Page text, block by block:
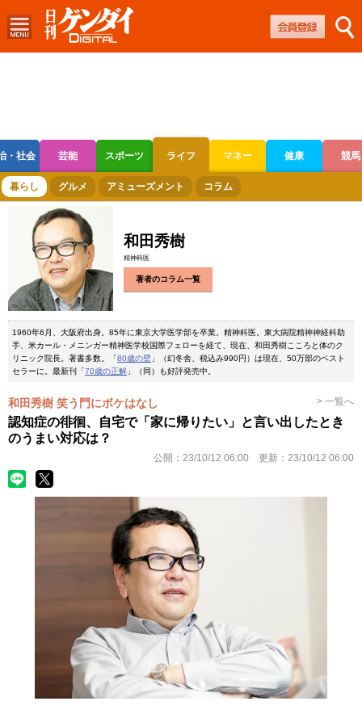
・社会 芸能 スポーツ ライフ マネー 健康 競馬
ボートレース 競輪 オートレース
暮らし グルメ アミューズメント コラム
和田秀樹
精神科医
著者のコラム一覧
1960年6月、大阪府出身。85年に東京大学医学部を卒業。精神科医。東大病院精神神経科助
手、米カール・メニンガー精神医学校国際フェローを経て、現在、和田秀樹こころと体のク
リニック院長。著書多数。「80歳の壁 」（幻冬舎、税込み990円）は現在、50万部のベスト
セラーに。最新刊「70歳の正解 」（同）も好評発売中。
和田秀樹 笑う門にボケはなし > 一覧へ
認知症の徘徊、自宅で「家に帰りたい」と言い出したとき
のうまい対応は？
公開： 23/10/12 06:00 更新： 23/10/12 06:00